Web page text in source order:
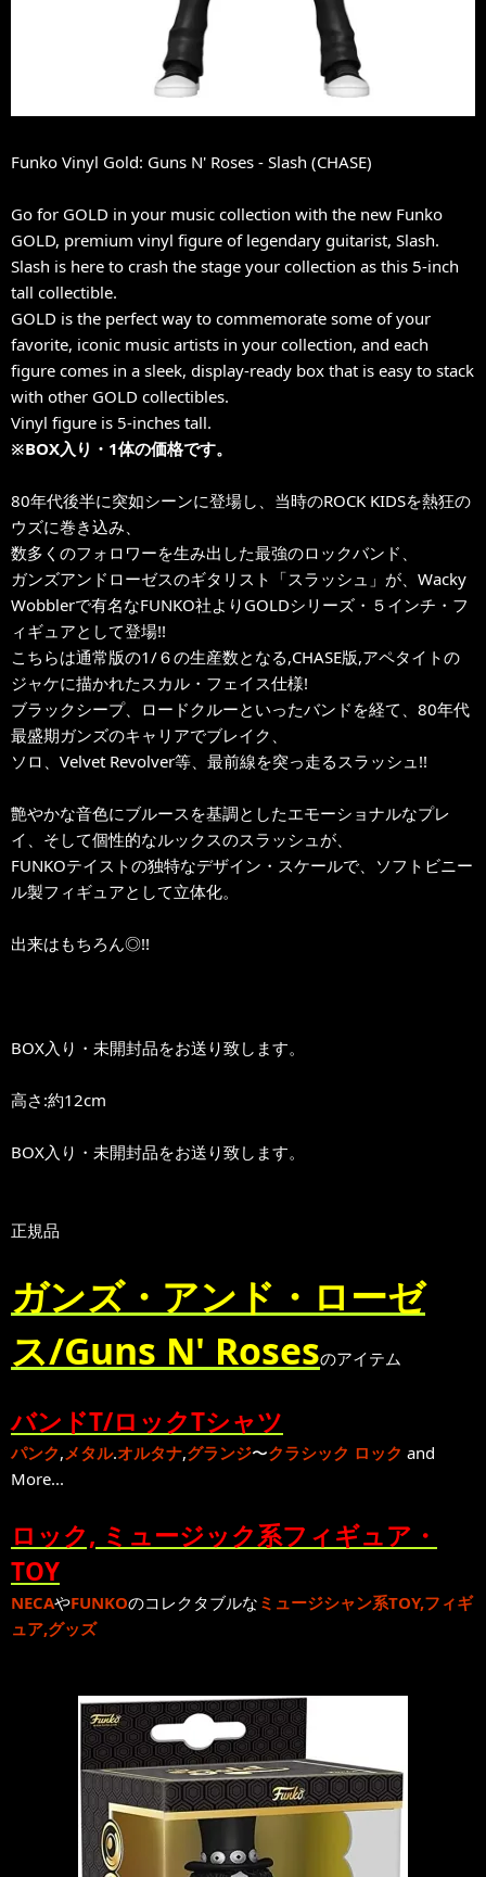
Funko Vinyl Gold: Guns N' Roses - Slash (CHASE)
Go for GOLD in your music collection with the new Funko
GOLD, premium vinyl figure of legendary guitarist, Slash.
Slash is here to crash the stage your collection as this 5-inch
tall collectible.
GOLD is the perfect way to commemorate some of your
favorite, iconic music artists in your collection, and each
figure comes in a sleek, display-ready box that is easy to stack
with other GOLD collectibles.
Vinyl figure is 5-inches tall.
※BOX入り・1体の価格です。
80年代後半に突如シーンに登場し、当時のROCK KIDSを熱狂の
ウズに巻き込み、
数多くのフォロワーを生み出した最強のロックバンド、
ガンズアンドローゼスのギタリスト「スラッシュ」が、Wacky
Wobblerで有名なFUNKO社よりGOLDシリーズ・５インチ・フ
ィギュアとして登場!!
こちらは通常版の1/６の生産数となる,CHASE版,アペタイトの
ジャケに描かれたスカル・フェイス仕様!
ブラックシープ、ロードクルーといったバンドを経て、80年代
最盛期ガンズのキャリアでブレイク、
ソロ、Velvet Revolver等、最前線を突っ走るスラッシュ!!
艶やかな音色にブルースを基調としたエモーショナルなプレ
イ、そして個性的なルックスのスラッシュが、
FUNKOテイストの独特なデザイン・スケールで、ソフトビニー
ル製フィギュアとして立体化。
出来はもちろん◎!!
BOX入り・未開封品をお送り致します。
高さ:約12cm
BOX入り・未開封品をお送り致します。
正規品
ガンズ・アンド・ローゼ
ス/Guns N' Rosesのアイテム
バンドT/ロックTシャツ
パンク, メタル.オルタナ,グランジ〜クラシック ロック and
More...
ロック, ミュージック系フィギュア・
TOY
NECAやFUNKOのコレクタブルな ミュージシャン系TOY,フィギ
ュア,グッズ